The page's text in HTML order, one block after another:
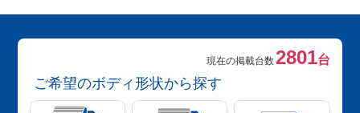
現在の掲載台数2801台
ご希望のボディ形状から探す